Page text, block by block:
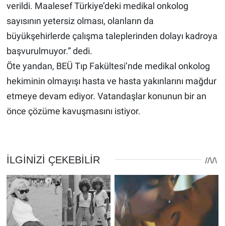
verildi. Maalesef Türkiye’deki medikal onkolog
sayısının yetersiz olması, olanların da
büyükşehirlerde çalışma taleplerinden dolayı kadroya
başvurulmuyor.” dedi.
Öte yandan, BEÜ Tıp Fakültesi’nde medikal onkolog
hekiminin olmayışı hasta ve hasta yakınlarını mağdur
etmeye devam ediyor. Vatandaşlar konunun bir an
önce çözüme kavuşmasını istiyor.